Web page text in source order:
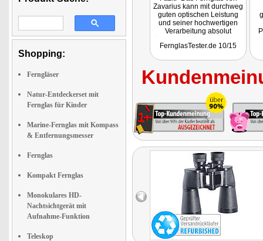
Shopping:
Ferngläser
Natur-Entdeckerset mit
Fernglas für Kinder
Marine-Fernglas mit Kompass
& Entfernungsmesser
Fernglas
Kompakt Fernglas
Monokulares HD-
Nachtsichtgerät mit
Aufnahme-Funktion
Teleskop
Zavarius kann mit durchweg
guten optischen Leistung
und seiner hochwertigen
Verarbeitung absolut
Preis-Tipp uneingeschränkt
FernglasTester.de 10/15